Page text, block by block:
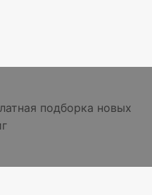
подборка новых